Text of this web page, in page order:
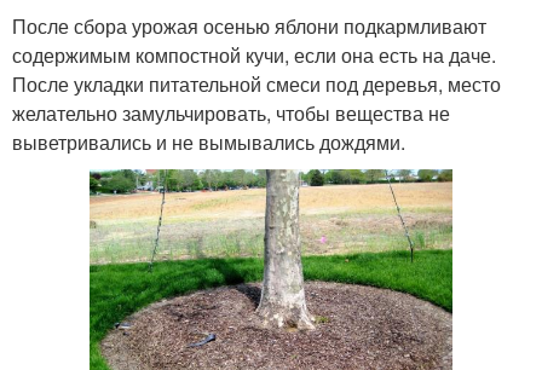
После сбора урожая осенью яблони подкармливают
содержимым компостной кучи, если она есть на даче.
После укладки питательной смеси под деревья, место
желательно замульчировать, чтобы вещества не
выветривались и не вымывались дождями.